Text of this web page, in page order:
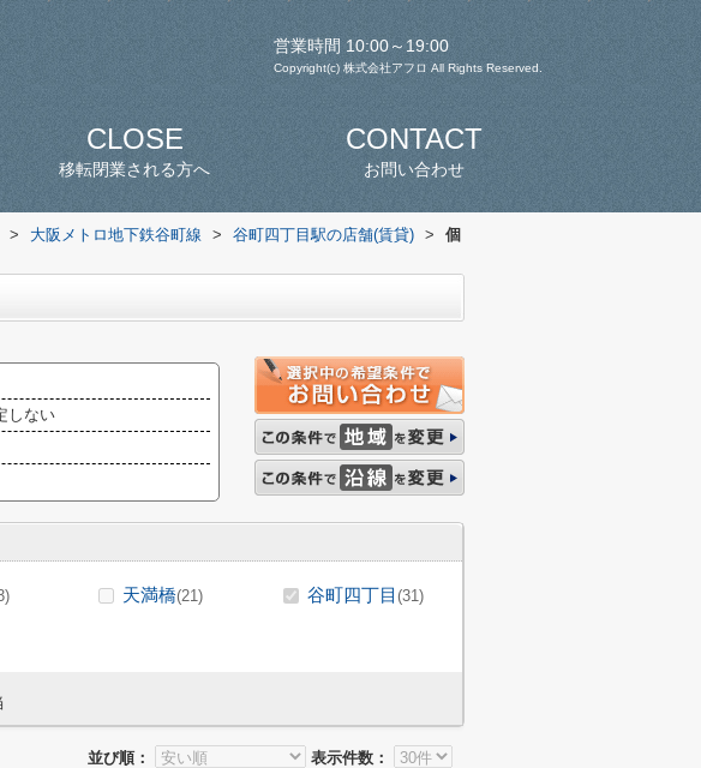
営業時間 10:00～19:00
Copyright(c) 株式会社アフロ All Rights Reserved.
CLOSE
移転閉業される方へ
CONTACT
お問い合わせ
> 大阪メトロ地下鉄谷町線 > 谷町四丁目駅の店舗(賃貸) >
個
しない
天満橋(21) 谷町四丁目 (31)
並び順： 表示件数：